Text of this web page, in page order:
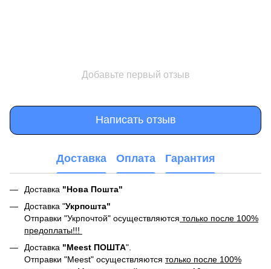
Добавьте первый отзыв
Написать отзыв
Доставка Оплата Гарантия
Доставка "Нова Пошта"
Доставка "Укрпошта"
Отправки "Укрпочтой" осуществляются только после 100%
предоплаты!!!
Доставка "Meest ПОШТА".
Отправки "Meest" осуществляются только после 100%